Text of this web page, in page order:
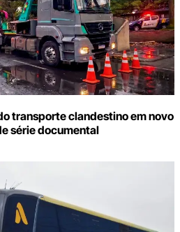
transporte clandestino em novo
série documental